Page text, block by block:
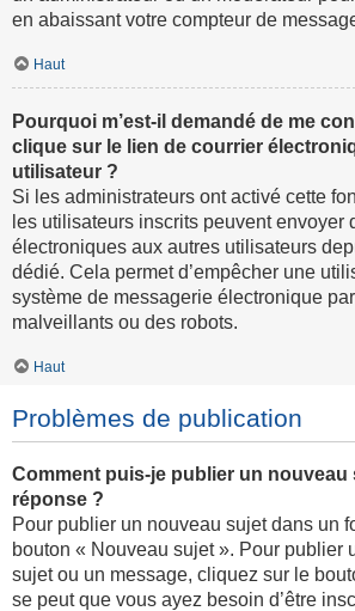
en abaissant votre compteur de
Haut
Pourquoi m’est-il demandé de me
clique sur le lien de courrier
utilisateur ?
Si les administrateurs ont activé cette
les utilisateurs inscrits peuvent envoyer
électroniques aux autres utilisateurs
dédié. Cela permet d’empêcher une
système de messagerie électronique
malveillants ou des robots.
Haut
Problèmes de publication
Comment puis-je publier un nouveau
réponse ?
Pour publier un nouveau sujet dans un
bouton « Nouveau sujet ». Pour publier
sujet ou un message, cliquez sur le
se peut que vous ayez besoin d’être